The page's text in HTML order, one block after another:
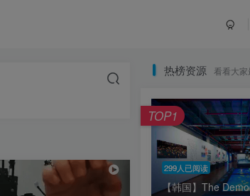
热榜资源 看看大
299人已阅读
【韩国】The
TOP1